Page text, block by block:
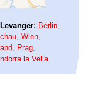
Levanger: Berlin
Wien
Prag
la Vella